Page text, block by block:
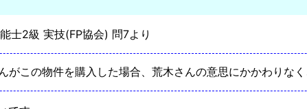
士2級 実技(FP協会) 問7より
がこの物件を購入した場合、荒木さんの意思にかかわりな